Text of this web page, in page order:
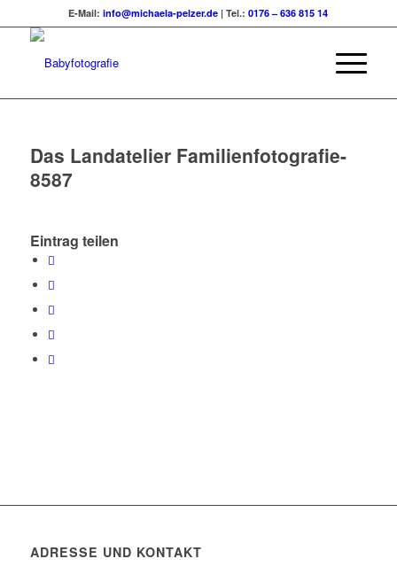
E-Mail:info@michaela-pelzer.de | Tel.:0176 – 636 815 14
Das Landatelier Familienfotografie-
8587
Eintrag teilen
ADRESSE UND KONTAKT